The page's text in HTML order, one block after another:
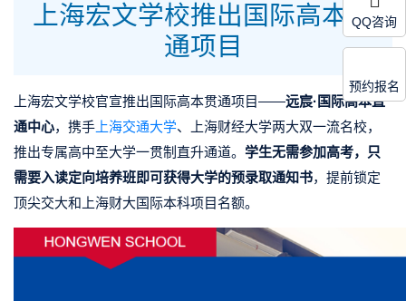
上海宏文学校推出国际高本贯
通项目
上海宏文学校官宣推出国际高本贯通项目——远宸·国际高本直
通中心，携手 上海交通大学、上海财经大学两大双一流名校，
推出专属高中至大学一贯制直升通道。 学生无需参加高考，只
需要入读定向培养班即可获得大学的预录取通知书，提前锁定
顶尖交大和上海财大国际本科项目名额。
QQ咨询
预约报名